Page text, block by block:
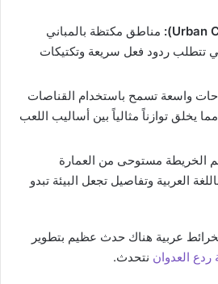
مناطق مكتظة بالمباني
تتطلب ردود فعل سريعة وتكتيكات
واسعة تسمح باستخدام القناصات
يخلق توازناً مثالياً بين أساليب اللعب
الخريطة مستوحى من العمارة
العربية وتفاصيل تجعل البيئة تبدو
عربية هناك حدث عظيم بتطوير
ردع العدوان نتحدث.